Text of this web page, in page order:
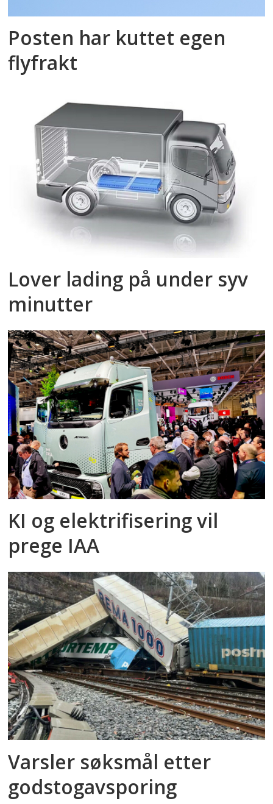
Posten har kuttet egen
flyfrakt
Lover lading på under syv
minutter
KI og elektrifisering vil
prege IAA
Varsler søksmål etter
godstog­avsporing